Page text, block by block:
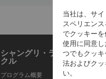
シャングリ・ラ サー
クル
プログラム概要
当社は、サ
スペリエン
でクッキー
使用に同意
つでもクッ
法およびクッ
い。